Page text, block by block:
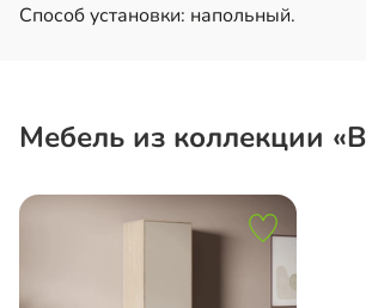
Способ установки: напольный.
Мебель из коллекции